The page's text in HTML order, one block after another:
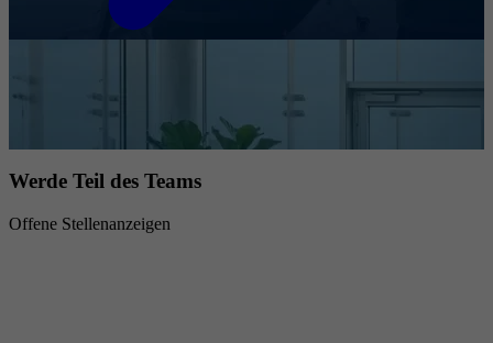
Werde Teil des Teams
Offene Stellenanzeigen